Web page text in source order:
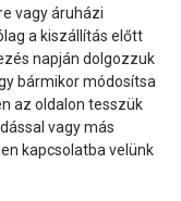
vagy áruházi
a kiszállítás előtt
napján dolgozzuk
bármikor módosítsa
az oldalon tesszük
vagy más
kapcsolatba velünk